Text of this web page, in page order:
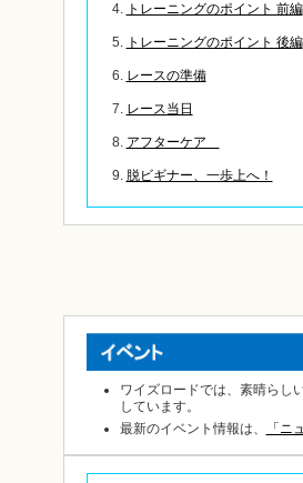
トレーニングのポイント 前編
トレーニングのポイント 後編
レースの準備
レース当日
アフターケア
脱ビギナー、一歩上へ！
ワイズロードでは、素晴らし
しています。
最新のイベント情報は、
「ニ